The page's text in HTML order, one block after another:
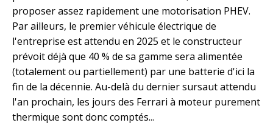
proposer assez rapidement une motorisation PHEV.
Par ailleurs, le premier véhicule électrique de
l'entreprise est attendu en 2025 et le constructeur
prévoit déjà que 40 % de sa gamme sera alimentée
(totalement ou partiellement) par une batterie d'ici la
fin de la décennie. Au-delà du dernier sursaut attendu
l'an prochain, les jours des Ferrari à moteur purement
thermique sont donc comptés...